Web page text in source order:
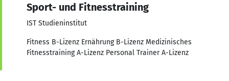
Sport- und Fitnesstraining
IST Studieninstitut
Fitness B-Lizenz Ernährung B-Lizenz Medizinisches
Fitnesstraining A-Lizenz Personal Trainer A-Lizenz